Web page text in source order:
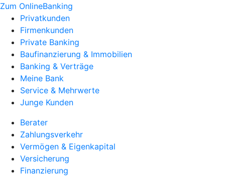
Zum OnlineBanking
Privatkunden
Firmenkunden
Private Banking
Baufinanzierung & Immobilien
Banking & Verträge
Meine Bank
Service & Mehrwerte
Junge Kunden
Berater
Zahlungsverkehr
Vermögen & Eigenkapital
Versicherung
Finanzierung